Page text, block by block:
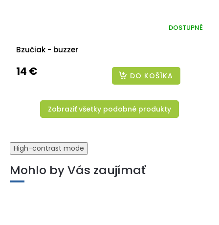
Bzučiak - buzzer
DOSTUPNÉ
14 € DO KOŠÍKA
Zobraziť všetky podobné produkty
High-contrast mode
Mohlo by Vás zaujímať